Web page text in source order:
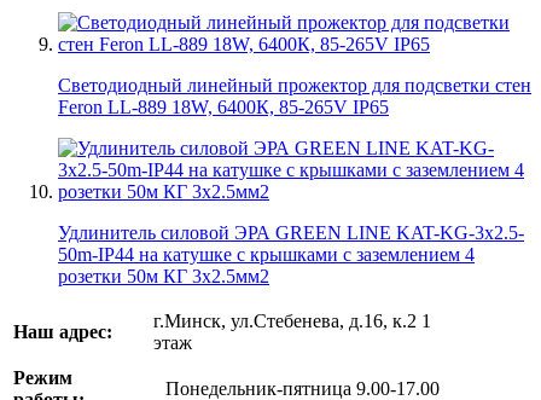
Светодиодный линейный прожектор для подсветки стен
Feron LL-889 18W, 6400К, 85-265V IP65
Удлинитель силовой ЭРА GREEN LINE KAT-KG-3x2.5-
50m-IP44 на катушке c крышками с заземлением 4
розетки 50м КГ 3x2.5мм2
Наш адрес:
г.Минск, ул.Стебенева, д.16, к.2 1
этаж
Режим
Понедельник-пятница 9.00-17.00